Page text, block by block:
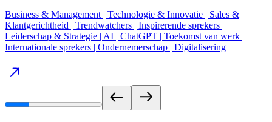
Business & Management | Technologie & Innovatie | Sales &
Klantgerichtheid | Trendwatchers | Inspirerende sprekers |
Leiderschap & Strategie | AI | ChatGPT | Toekomst van werk |
Internationale sprekers | Ondernemerschap | Digitalisering